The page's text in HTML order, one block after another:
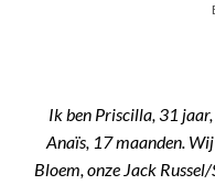
Ik ben Priscilla, 31
Anaïs, 17 maanden.
Bloem, onze Jack